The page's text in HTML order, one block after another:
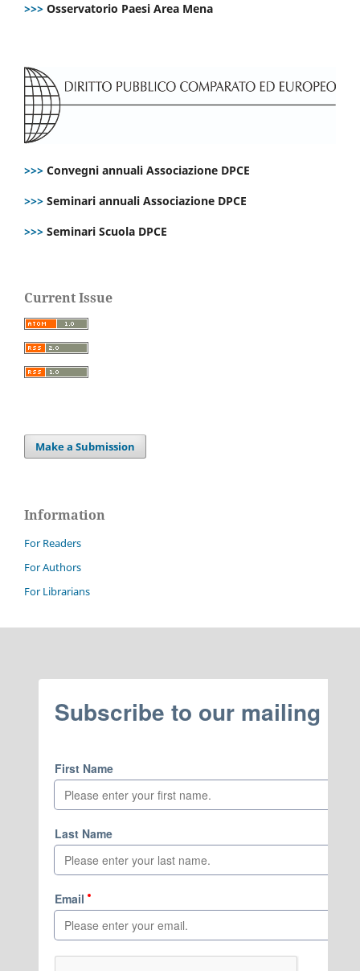
>>> Osservatorio Paesi Area Mena
>>> Convegni annuali Associazione DPCE
>>> Seminari annuali Associazione DPCE
>>> Seminari Scuola DPCE
Current Issue
Make a Submission
Information
For Readers
For Authors
For Librarians